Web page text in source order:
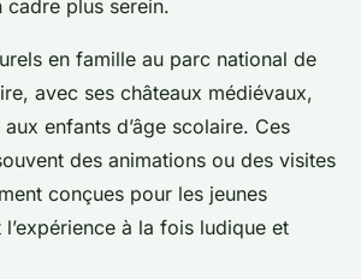
cadre plus serein.
en famille au parc national de
avec ses châteaux médiévaux,
enfants d’âge scolaire. Ces
des animations ou des visites
conçues pour les jeunes
à la fois ludique et